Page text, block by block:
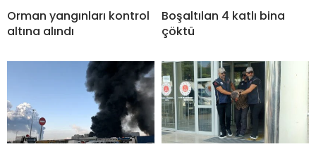
Orman yangınları kontrol
altına alındı
Boşaltılan 4 katlı bina
çöktü